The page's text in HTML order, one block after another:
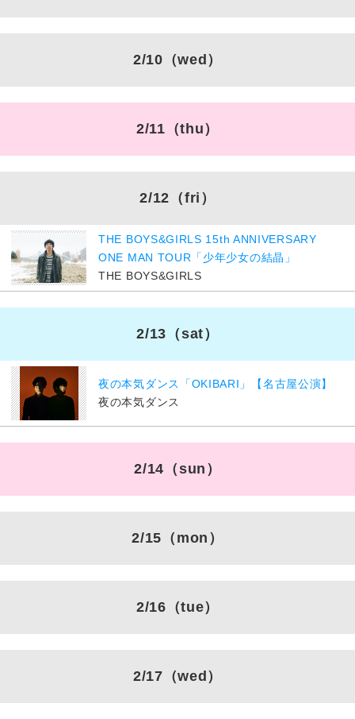
2/10 （wed）
2/11 （thu）
2/12 （fri）
THE BOYS&GIRLS 15th ANNIVERSARY
ONE MAN TOUR「少年少女の結晶」
THE BOYS&GIRLS
2/13 （sat）
夜の本気ダンス「OKIBARI」【名古屋公演】
夜の本気ダンス
2/14 （sun）
2/15 （mon）
2/16 （tue）
2/17 （wed）